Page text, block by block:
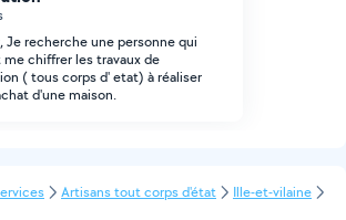
Je recherche une personne qui
me chiffrer les travaux de
( tous corps d' etat) à réaliser
d'une maison.
Artisans tout corps d'état
Ille-et-vilaine